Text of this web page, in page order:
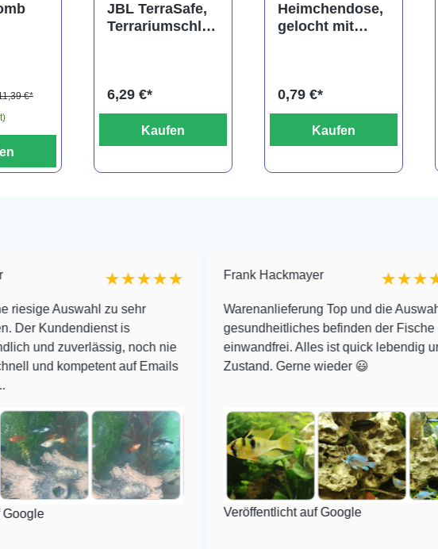
€*
JBL TerraSafe,
Terrariumschlos
6,29 €*
Kaufen
Heimchendose,
gelocht mit
0,79 €*
Kaufen
★★★★★
zu sehr
is
noch nie
auf Emails
Frank Hackmayer ★★★★
Warenanlieferung Top und die Auswahl plus
gesundheitliches befinden der Fische
einwandfrei. Alles ist quick lebendig und im super
Zustand. Gerne wieder 😃
Veröffentlicht auf Google